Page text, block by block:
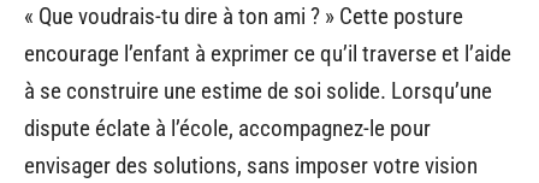
« Que voudrais-tu dire à ton ami ? » Cette posture
encourage l’enfant à exprimer ce qu’il traverse et l’aide
à se construire une estime de soi solide. Lorsqu’une
dispute éclate à l’école, accompagnez-le pour
envisager des solutions, sans imposer votre vision